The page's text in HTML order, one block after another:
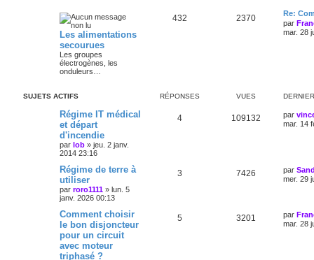
Les alimentations
secourues
Les groupes
électrogènes, les
onduleurs…
432 2370
Re:
par
mar. 28
SUJETS ACTIFS RÉPONSES VUES
Régime IT médical
et départ
d'incendie
par lob » jeu. 2 janv.
2014 23:16
4 109132 par
mar. 14
Régime de terre à
utiliser
par roro1111 » lun. 5
janv. 2026 00:13
3 7426 par
mer. 29
Comment choisir
le bon disjoncteur
pour un circuit
avec moteur
triphasé ?
5 3201 par
mar. 28